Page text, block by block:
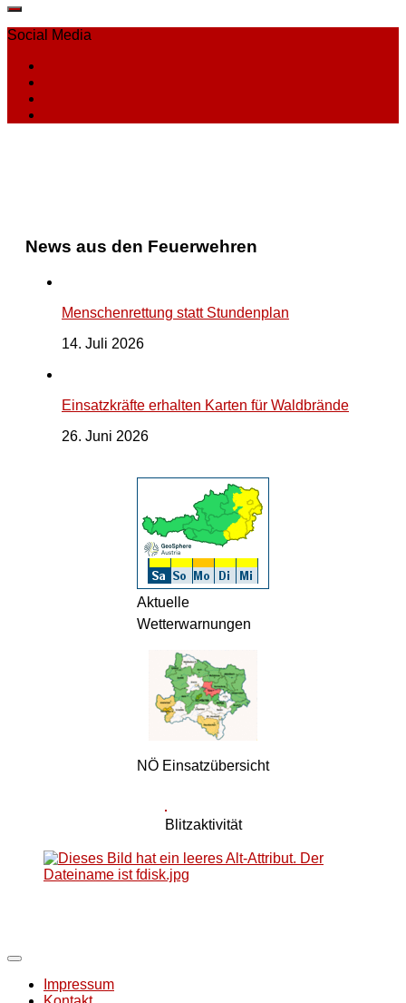
Social Media
News aus den Feuerwehren
Menschenrettung statt Stundenplan
14. Juli 2026
Einsatzkräfte erhalten Karten für Waldbrände
26. Juni 2026
Aktuelle
Wetterwarnungen
NÖ Einsatzübersicht
Blitzaktivität
Impressum